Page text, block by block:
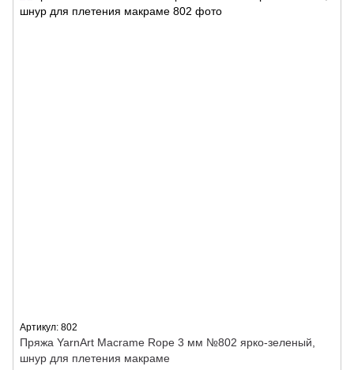
Артикул: 802
Пряжа YarnArt Macrame Rope 3 мм №802 ярко-зеленый,
шнур для плетения макраме